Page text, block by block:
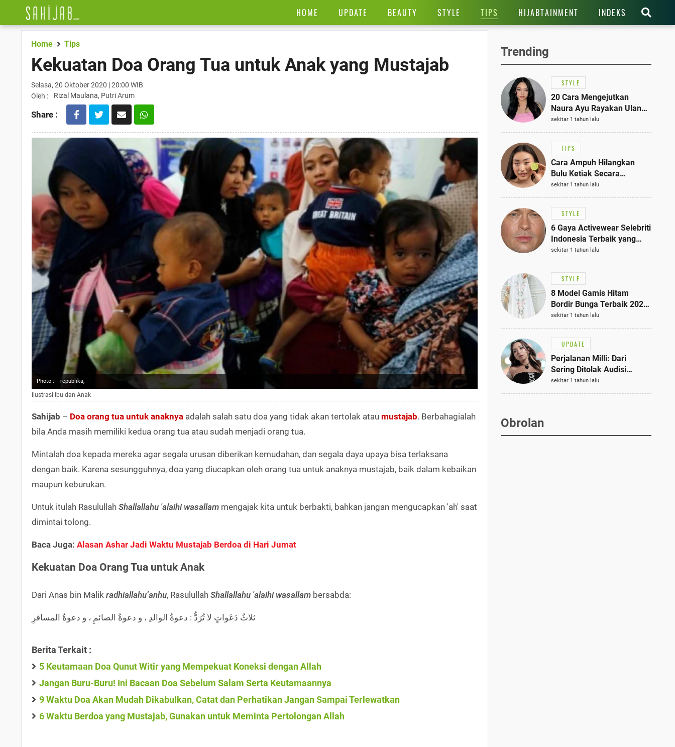
HOME UPDATE BEAUTY STYLE TIPS HIJABTAINMENT INDEKS
Home Tips
Kekuatan Doa Orang Tua untuk Anak yang Mustajab
Selasa, 20 Oktober 2020 | 20:00 WIB
Oleh :
Rizal Maulana, Putri Arum
Share :
Photo : republika,
Ilustrasi Ibu dan Anak
Sahijab – Doa orang tua untuk anaknya adalah salah satu doa yang tidak akan tertolak atau mustajab. Berbahagialah
bila Anda masih memiliki kedua orang tua atau sudah menjadi orang tua.
Mintalah doa kepada mereka agar segala urusan diberikan kemudahan, dan segala daya upaya bisa terlaksana
dengan baik. Karena sesungguhnya, doa yang diucapkan oleh orang tua untuk anaknya mustajab, baik dalam kebaikan
maupun keburukan.
Untuk itulah Rasulullah Shallallahu 'alaihi wasallam mengajak kita untuk berbakti, bahkan jangan mengucapkan 'ah' saat
dimintai tolong.
Baca Juga: Alasan Ashar Jadi Waktu Mustajab Berdoa di Hari Jumat
Kekuatan Doa Orang Tua untuk Anak
Dari Anas bin Malik radhiallahu’anhu, Rasulullah Shallallahu 'alaihi wasallam bersabda:
ثلاثُ دَعَواتٍ لا تُرَدُّ : دعوةُ الوالدِ ، و دعوةُ الصائمِ ، و دعوةُ المسافرِ
Berita Terkait :
5 Keutamaan Doa Qunut Witir yang Mempekuat Koneksi dengan Allah
Jangan Buru-Buru! Ini Bacaan Doa Sebelum Salam Serta Keutamaannya
9 Waktu Doa Akan Mudah Dikabulkan, Catat dan Perhatikan Jangan Sampai Terlewatkan
6 Waktu Berdoa yang Mustajab, Gunakan untuk Meminta Pertolongan Allah
Trending
STYLE
20 Cara Mengejutkan
Naura Ayu Rayakan Ulang
Tahun di Panti Asuhan,
Terlihat Anggun dengan
Kaftan Cokelat
sekitar 1 tahun lalu
TIPS
Cara Ampuh Hilangkan
Bulu Ketiak Secara
Permanen dalam 5
Langkah Sederhana
sekitar 1 tahun lalu
STYLE
6 Gaya Activewear Selebriti
Indonesia Terbaik yang
Bisa Jadi Inspirasi
Fashionmu
sekitar 1 tahun lalu
STYLE
8 Model Gamis Hitam
Bordir Bunga Terbaik 2025,
Stylish untuk Hangout
hingga Acara Semi-Formal
sekitar 1 tahun lalu
UPDATE
Perjalanan Milli: Dari
Sering Ditolak Audisi
hingga Menjadi Rapper Top
10 Thailand
sekitar 1 tahun lalu
Obrolan